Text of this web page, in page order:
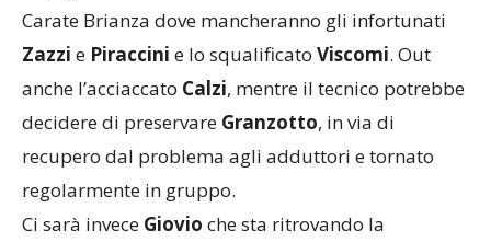
Carate Brianza dove mancheranno gli infortunati
Zazzi e Piraccini e lo squalificato Viscomi. Out
anche l’acciaccato Calzi, mentre il tecnico potrebbe
decidere di preservare Granzotto, in via di
recupero dal problema agli adduttori e tornato
regolarmente in gruppo.
Ci sarà invece Giovio che sta ritrovando la